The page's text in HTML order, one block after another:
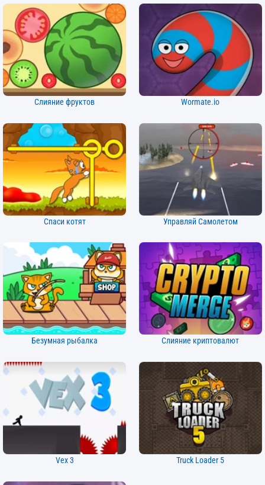
Слияние фруктов Wormate.io
Спаси котят Управляй Самолетом
Безумная рыбалка Слияние криптовалют
Vex 3 Truck Loader 5